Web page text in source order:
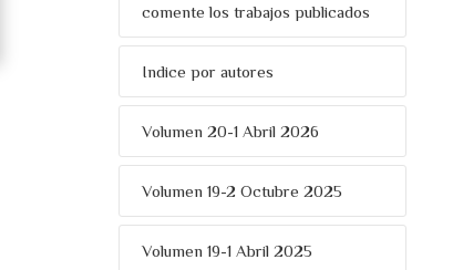
comente los trabajos publicados
Indice por autores
Volumen 20-1 Abril 2026
Volumen 19-2 Octubre 2025
Volumen 19-1 Abril 2025